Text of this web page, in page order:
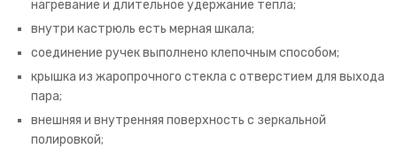
нагревание и длительное удержание тепла;
внутри кастрюль есть мерная шкала;
соединение ручек выполнено клепочным способом;
крышка из жаропрочного стекла с отверстием для выхода
пара;
внешняя и внутренняя поверхность с зеркальной
полировкой;